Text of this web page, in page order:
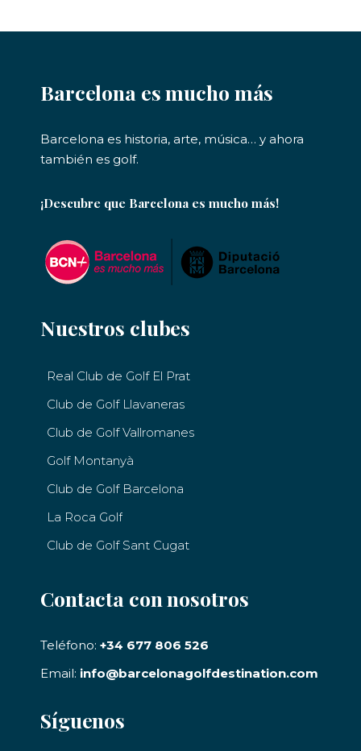
Barcelona es mucho más
Barcelona es historia, arte, música… y ahora
también es golf.
¡Descubre que Barcelona es mucho más!
Nuestros clubes
Real Club de Golf El Prat
Club de Golf Llavaneras
Club de Golf Vallromanes
Golf Montanyà
Club de Golf Barcelona
La Roca Golf
Club de Golf Sant Cugat
Contacta con nosotros
Teléfono: +34 677 806 526
Email: info@barcelonagolfdestination.com
Síguenos